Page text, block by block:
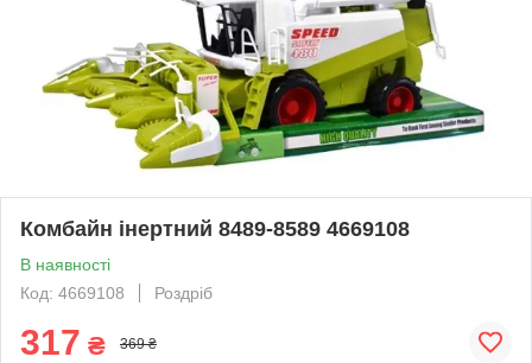
Комбайн інертний 8489-8589 4669108
В наявності
Код: 4669108
Роздріб
317 ₴ 369 ₴